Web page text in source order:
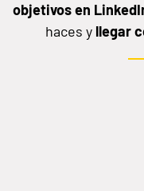
objetivos en
haces y llegar